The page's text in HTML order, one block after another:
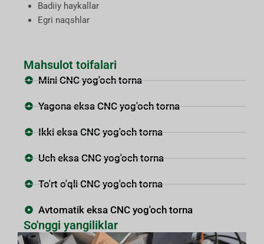
Badiiy haykallar
Egri naqshlar
Mahsulot toifalari
Mini CNC yog'och torna
Yagona eksa CNC yog'och torna
Ikki eksa CNC yog'och torna
Uch eksa CNC yog'och torna
To'rt o'qli CNC yog'och torna
Avtomatik eksa CNC yog'och torna
So'nggi yangiliklar